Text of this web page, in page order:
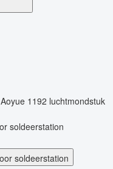
Aoyue 1192 luchtmondstuk